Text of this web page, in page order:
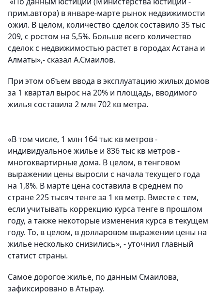
прим.автора) в январе-марте рынок недвижимости
ожил. В целом, количество сделок составило 35 тыс
209, с ростом на 5,5%. Больше всего количество
сделок с недвижимостью растет в городах Астана и
Алматы»,- сказал А.Смаилов.
При этом объем ввода в эксплуатацию жилых домов
за 1 квартал вырос на 20% и площадь, вводимого
жилья составила 2 млн 702 кв метра.
«В том числе, 1 млн 164 тыс кв метров -
индивидуальное жилье и 836 тыс кв метров -
многоквартирные дома. В целом, в тенговом
выражении цены выросли с начала текущего года
на 1,8%. В марте цена составила в среднем по
стране 225 тысяч тенге за 1 кв метр. Вместе с тем,
если учитывать коррекцию курса тенге в прошлом
году, а также некоторые изменения курса в текущем
году. То, в целом, в долларовом выражении цены на
жилье несколько снизились», - уточнил главный
статист страны.
Самое дорогое жилье, по данным Смаилова,
зафиксировано в Атырау.